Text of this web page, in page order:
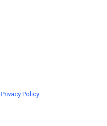
Privacy Policy